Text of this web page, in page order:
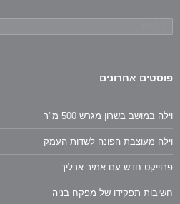
פוסטים אחרונים
וילה במושב בשרון מגרש 500 מ"ר
וילה מעוצבת הפונה לשדות העמק
פרוייקט חדש עם אמיר ארליך
חשיבות תפקידו של מפקח בניה